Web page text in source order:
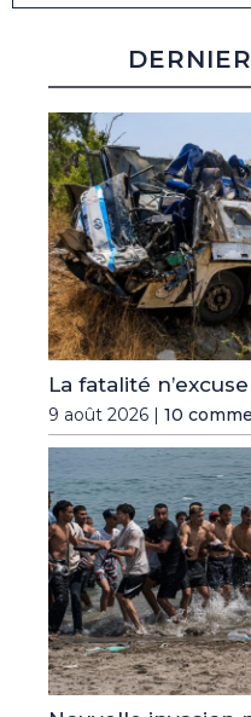
La fatalité
9 août 2026 | 10